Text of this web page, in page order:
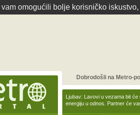
vam omogućili bolje korisničko
Ljubav: Lavovi u vezama bit
energiju u odnos. Partner će
Dobrodošli na Metro-